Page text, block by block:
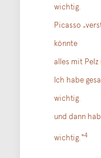
wichtig.
Picasso
könnte
alles mit Pelz
Ich habe
wichtig.
und dann
wichtig.“4